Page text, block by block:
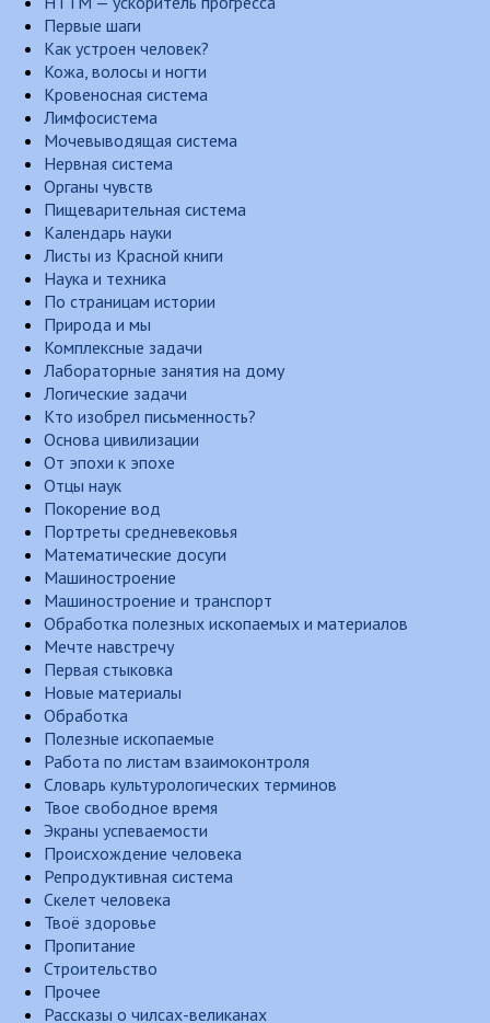
Первые шаги
Как устроен человек?
Кожа, волосы и ногти
Кровеносная система
Лимфосистема
Мочевыводящая система
Нервная система
Органы чувств
Пищеварительная система
Календарь науки
Листы из Красной книги
Наука и техника
По страницам истории
Природа и мы
Комплексные задачи
Лабораторные занятия на дому
Логические задачи
Кто изобрел письменность?
Основа цивилизации
От эпохи к эпохе
Отцы наук
Покорение вод
Портреты средневековья
Математические досуги
Машиностроение
Машиностроение и транспорт
Обработка полезных ископаемых и материалов
Мечте навстречу
Первая стыковка
Новые материалы
Обработка
Полезные ископаемые
Работа по листам взаимоконтроля
Словарь культурологических терминов
Твое свободное время
Экраны успеваемости
Происхождение человека
Репродуктивная система
Скелет человека
Твоё здоровье
Пропитание
Строительство
Прочее
Рассказы о чилсах-великанах